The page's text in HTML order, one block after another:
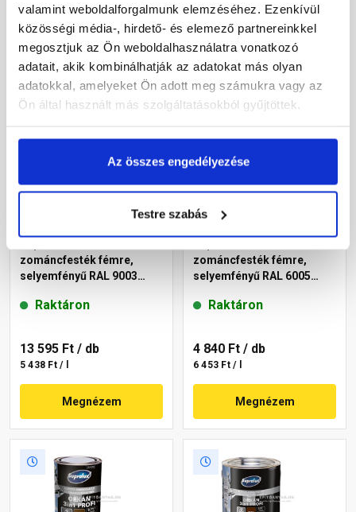
valamint weboldalforgalmunk elemzéséhez. Ezenkívül
közösségi média-, hirdető- és elemező partnereinkkel
megosztjuk az Ön weboldalhasználatra vonatkozó
adatait, akik kombinálhatják az adatokat más olyan
adatokkal, amelyeket Ön adott meg számukra vagy az
Ön által használt más szolgáltatásokból gyűjtöttek.
Az összes engedélyezése
Testre szabás
4 840 Ft/ db
6 453 Ft / l
Megnézem
4 840 Ft/ db
6 453 Ft / l
Megnézem
zománcfesték fémre,
selyemfényű RAL 9003
Raktáron
13 595 Ft / db
5 438 Ft / l
Megnézem
zománcfesték fémre,
selyemfényű RAL 6005
Raktáron
4 840 Ft / db
6 453 Ft / l
Megnézem